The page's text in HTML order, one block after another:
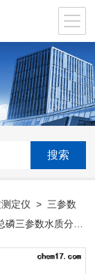
定仪 > 三参数
三参数水质分析